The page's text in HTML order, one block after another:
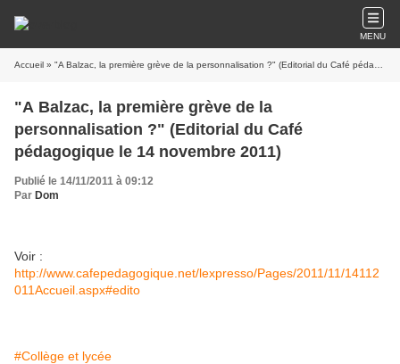
MENU
Accueil » "A Balzac, la première grève de la personnalisation ?" (Editorial du Café pédagogique le 14 novembre 2011)
"A Balzac, la première grève de la
personnalisation ?" (Editorial du Café
pédagogique le 14 novembre 2011)
Publié le 14/11/2011 à 09:12
Par Dom
Voir :
http://www.cafepedagogique.net/lexpresso/Pages/2011/11/14112
011Accueil.aspx#edito
#Collège et lycée